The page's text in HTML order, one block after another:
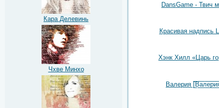
Кара Делевинь
Чхве Минхо
DansGame - Твич
Красивая надпись
Хэнк Хилл «Царь
Валерия